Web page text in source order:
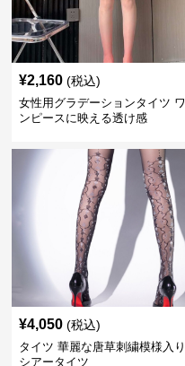
¥2,160 (税込)
女性用グラデーションタイツ ワ
ンピースに映える透け感
¥4,050 (税込)
タイツ 華麗な唐草刺繍模様入り
シアータイツ